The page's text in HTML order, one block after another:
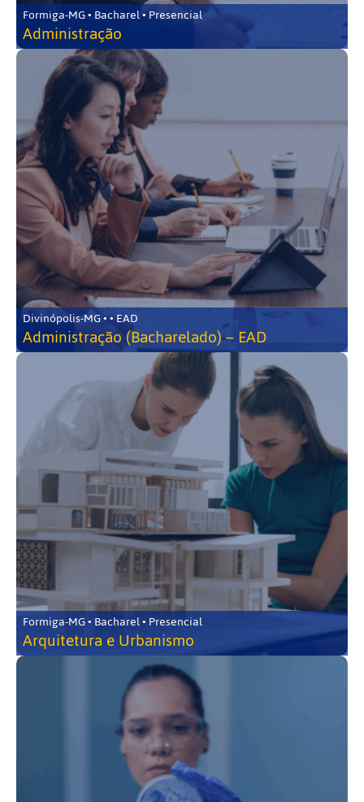
Formiga-MG • Bacharel • Presencial
Administração
Divinópolis-MG • • EAD
Administração (Bacharelado) – EAD
Formiga-MG • Bacharel • Presencial
Arquitetura e Urbanismo